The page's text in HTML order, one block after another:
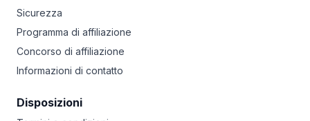
Sicurezza
Programma di affiliazione
Concorso di affiliazione
Informazioni di contatto
Disposizioni